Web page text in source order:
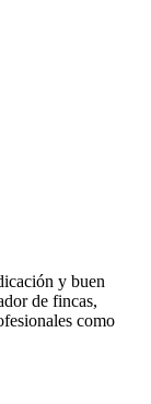
y buen
de fincas,
como